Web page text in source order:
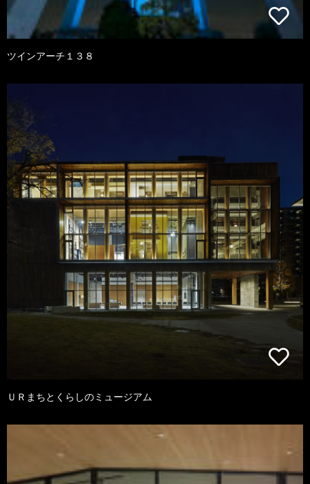
ツインアーチ１３８
ＵＲまちとくらしのミュージアム